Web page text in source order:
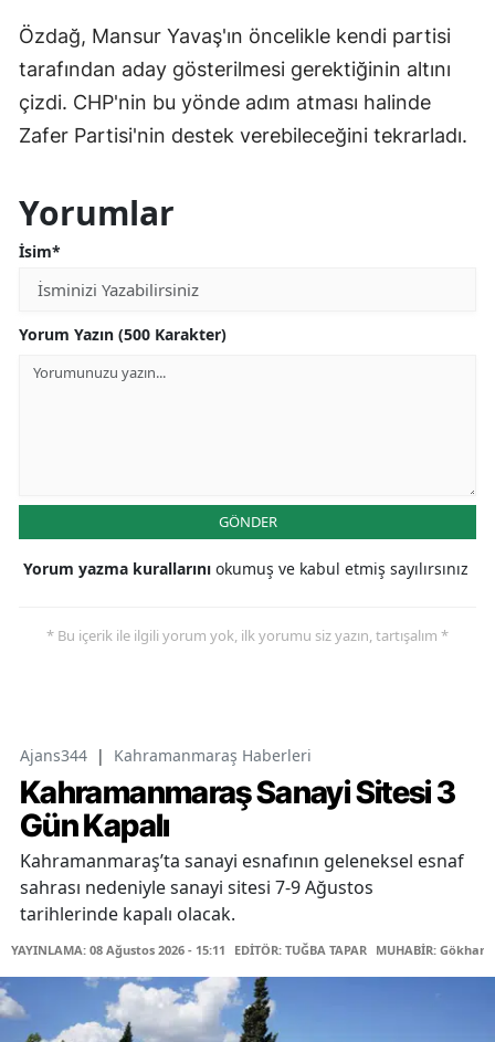
Özdağ, Mansur Yavaş'ın öncelikle kendi partisi
tarafından aday gösterilmesi gerektiğinin altını
çizdi. CHP'nin bu yönde adım atması halinde
Zafer Partisi'nin destek verebileceğini tekrarladı.
Yorumlar
İsim*
Yorum Yazın (500 Karakter)
GÖNDER
Yorum yazma kurallarını okumuş ve kabul etmiş sayılırsınız
* Bu içerik ile ilgili yorum yok, ilk yorumu siz yazın, tartışalım *
Ajans344 | Kahramanmaraş Haberleri
Kahramanmaraş Sanayi Sitesi 3
Gün Kapalı
Kahramanmaraş’ta sanayi esnafının geleneksel esnaf
sahrası nedeniyle sanayi sitesi 7-9 Ağustos
tarihlerinde kapalı olacak.
YAYINLAMA: 08 Ağustos 2026 - 15:11 EDİTÖR: TUĞBA TAPAR MUHABİR: Gökhan